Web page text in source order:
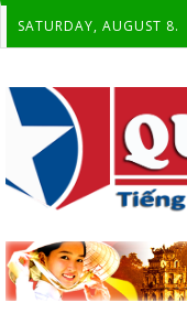
SATURDAY, AUGUST 8.